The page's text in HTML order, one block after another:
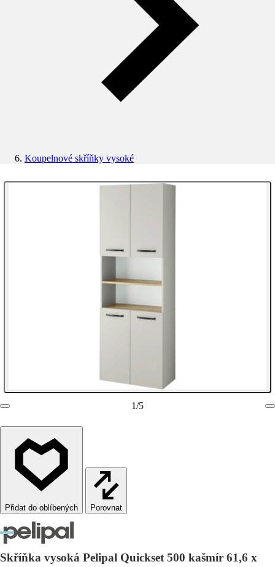
Koupelnové skříňky vysoké
1/5
Porovnat
Skříňka vysoká Pelipal Quickset 500 kašmír 61,6 x